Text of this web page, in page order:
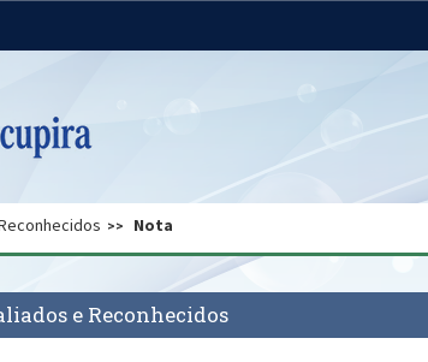
Ministério
Regional
Gabinete de Segurança Advocacia-
Nota
e Reconhecidos